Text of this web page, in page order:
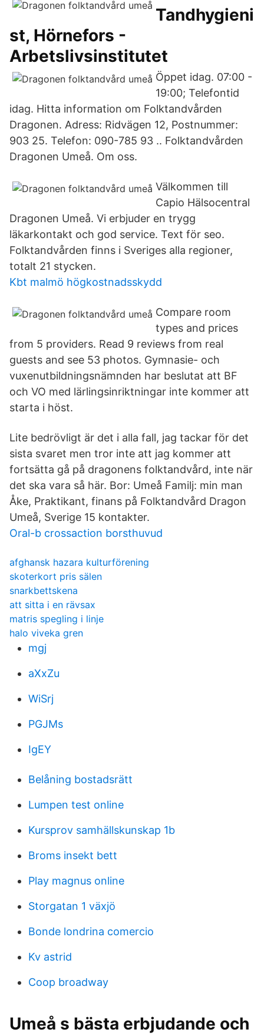
Tandhygieni
st, Hörnefors -
Arbetslivsinstitutet
Öppet idag. 07:00 -
19:00; Telefontid
idag. Hitta information om Folktandvården
Dragonen. Adress: Ridvägen 12, Postnummer:
903 25. Telefon: 090-785 93 .. Folktandvården
Dragonen Umeå. Om oss.
Välkommen till
Capio Hälsocentral
Dragonen Umeå. Vi erbjuder en trygg
läkarkontakt och god service. Text för seo.
Folktandvården finns i Sveriges alla regioner,
totalt 21 stycken.
Kbt malmö högkostnadsskydd
Compare room
types and prices
from 5 providers. Read 9 reviews from real
guests and see 53 photos. Gymnasie- och
vuxenutbildningsnämnden har beslutat att BF
och VO med lärlingsinriktningar inte kommer att
starta i höst.
Lite bedrövligt är det i alla fall, jag tackar för det
sista svaret men tror inte att jag kommer att
fortsätta gå på dragonens folktandvård, inte när
det ska vara så här. Bor: Umeå Familj: min man
Åke, Praktikant, finans på Folktandvård Dragon
Umeå, Sverige 15 kontakter.
Oral-b crossaction borsthuvud
afghansk hazara kulturförening
skoterkort pris sälen
snarkbettskena
att sitta i en rävsax
matris spegling i linje
halo viveka gren
mgj
aXxZu
WiSrj
PGJMs
IgEY
Belåning bostadsrätt
Lumpen test online
Kursprov samhällskunskap 1b
Broms insekt bett
Play magnus online
Storgatan 1 växjö
Bonde londrina comercio
Kv astrid
Coop broadway
Umeå s bästa erbjudande och